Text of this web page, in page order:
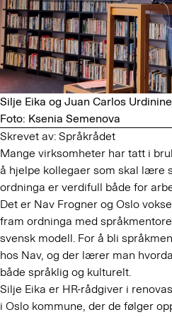
Silje Eika og Juan Carlos
Foto: Ksenia Semenova
Skrevet av: Språkrådet
Mange virksomheter har tatt i
å hjelpe kollegaer som skal lære
ordninga er verdifull både for
Det er Nav Frogner og Oslo
fram ordninga med
svensk modell. For å bli
hos Nav, og der lærer man
både språklig og kulturelt.
Silje Eika er HR-rådgiver i
i Oslo kommune, der de følger